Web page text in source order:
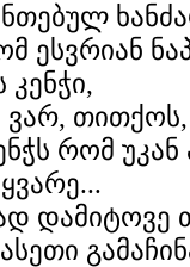
ესვრიან
კენჭი,
ვარ, თითქოს,
რომ უკან
დამიტოვე